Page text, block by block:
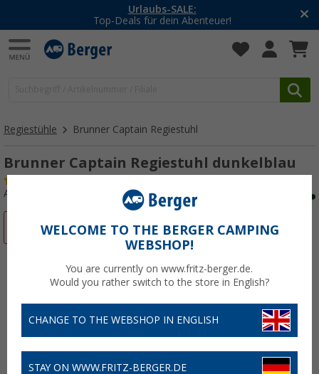
-20% auf Kleidung und Schuhe
Mit dem Aktionscode20SSV
Regiestühle Brunner Captain Regiestuhl
Brunner Captain Regiestuhl dunkelblau
Art.-Nr.: 549111
WELCOME TO THE BERGER CAMPING
WEBSHOP!
You are currently on www.fritz-berger.de.
Would you rather switch to the store in English?
CHANGE TO THE WEBSHOP IN ENGLISH
STAY ON WWW.FRITZ-BERGER.DE